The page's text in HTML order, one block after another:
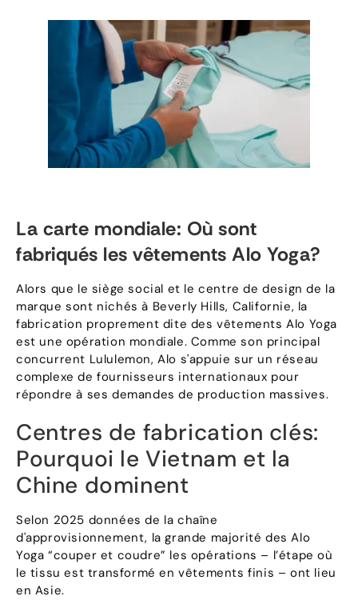
La carte mondiale: Où sont
fabriqués les vêtements Alo Yoga?
Alors que le siège social et le centre de design de la
marque sont nichés à Beverly Hills, Californie, la
fabrication proprement dite des vêtements Alo Yoga
est une opération mondiale. Comme son principal
concurrent Lululemon, Alo s'appuie sur un réseau
complexe de fournisseurs internationaux pour
répondre à ses demandes de production massives.
Centres de fabrication clés:
Pourquoi le Vietnam et la
Chine dominent
Selon 2025 données de la chaîne
d'approvisionnement, la grande majorité des Alo
Yoga “couper et coudre” les opérations – l’étape où
le tissu est transformé en vêtements finis – ont lieu
en Asie.